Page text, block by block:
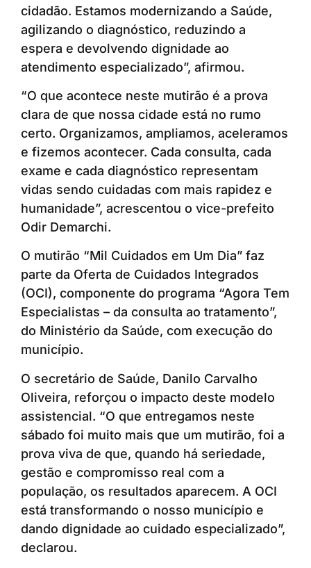
cidadão. Estamos modernizando a Saúde,
agilizando o diagnóstico, reduzindo a
espera e devolvendo dignidade ao
atendimento especializado”, afirmou.
“O que acontece neste mutirão é a prova
clara de que nossa cidade está no rumo
certo. Organizamos, ampliamos, aceleramos
e fizemos acontecer. Cada consulta, cada
exame e cada diagnóstico representam
vidas sendo cuidadas com mais rapidez e
humanidade”, acrescentou o vice-prefeito
Odir Demarchi.
O mutirão “Mil Cuidados em Um Dia” faz
parte da Oferta de Cuidados Integrados
(OCI), componente do programa “Agora Tem
Especialistas – da consulta ao tratamento”,
do Ministério da Saúde, com execução do
município.
O secretário de Saúde, Danilo Carvalho
Oliveira, reforçou o impacto deste modelo
assistencial. “O que entregamos neste
sábado foi muito mais que um mutirão, foi a
prova viva de que, quando há seriedade,
gestão e compromisso real com a
população, os resultados aparecem. A OCI
está transformando o nosso município e
dando dignidade ao cuidado especializado”,
declarou.